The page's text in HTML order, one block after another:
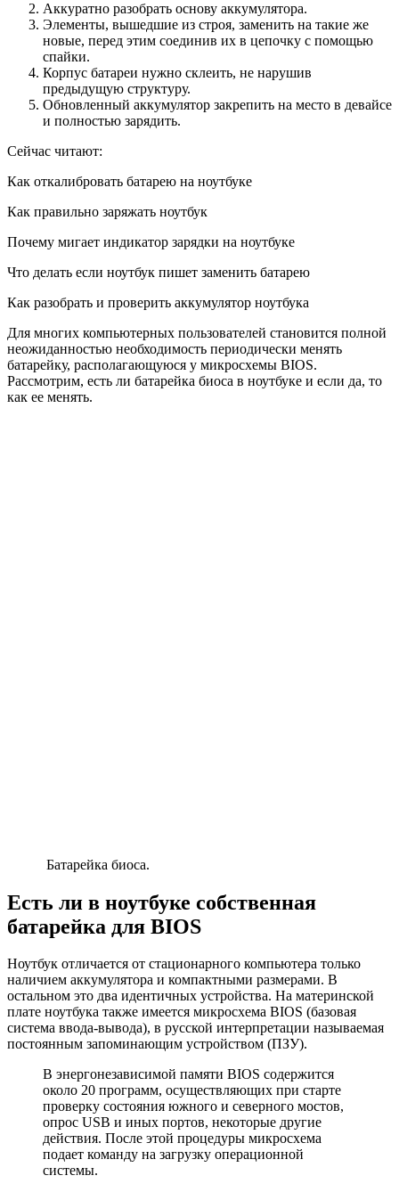
Аккуратно разобрать основу аккумулятора.
Элементы, вышедшие из строя, заменить на такие же
новые, перед этим соединив их в цепочку с помощью
спайки.
Корпус батареи нужно склеить, не нарушив
предыдущую структуру.
Обновленный аккумулятор закрепить на место в девайсе
и полностью зарядить.
Сейчас читают:
Как откалибровать батарею на ноутбуке
Как правильно заряжать ноутбук
Почему мигает индикатор зарядки на ноутбуке
Что делать если ноутбук пишет заменить батарею
Как разобрать и проверить аккумулятор ноутбука
Для многих компьютерных пользователей становится полной
неожиданностью необходимость периодически менять
батарейку, располагающуюся у микросхемы BIOS.
Рассмотрим, есть ли батарейка биоса в ноутбуке и если да, то
как ее менять.
Батарейка биоса.
Есть ли в ноутбуке собственная
батарейка для BIOS
Ноутбук отличается от стационарного компьютера только
наличием аккумулятора и компактными размерами. В
остальном это два идентичных устройства. На материнской
плате ноутбука также имеется микросхема BIOS (базовая
система ввода-вывода), в русской интерпретации называемая
постоянным запоминающим устройством (ПЗУ).
В энергонезависимой памяти BIOS содержится
около 20 программ, осуществляющих при старте
проверку состояния южного и северного мостов,
опрос USB и иных портов, некоторые другие
действия. После этой процедуры микросхема
подает команду на загрузку операционной
системы.